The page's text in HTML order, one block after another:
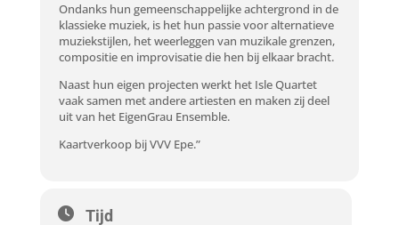
Ondanks hun gemeenschappelijke achtergrond in de
klassieke muziek, is het hun passie voor alternatieve
muziekstijlen, het weerleggen van muzikale grenzen,
compositie en improvisatie die hen bij elkaar bracht.
Naast hun eigen projecten werkt het Isle Quartet
vaak samen met andere artiesten en maken zij deel
uit van het EigenGrau Ensemble.
Kaartverkoop bij VVV Epe.”
Tijd